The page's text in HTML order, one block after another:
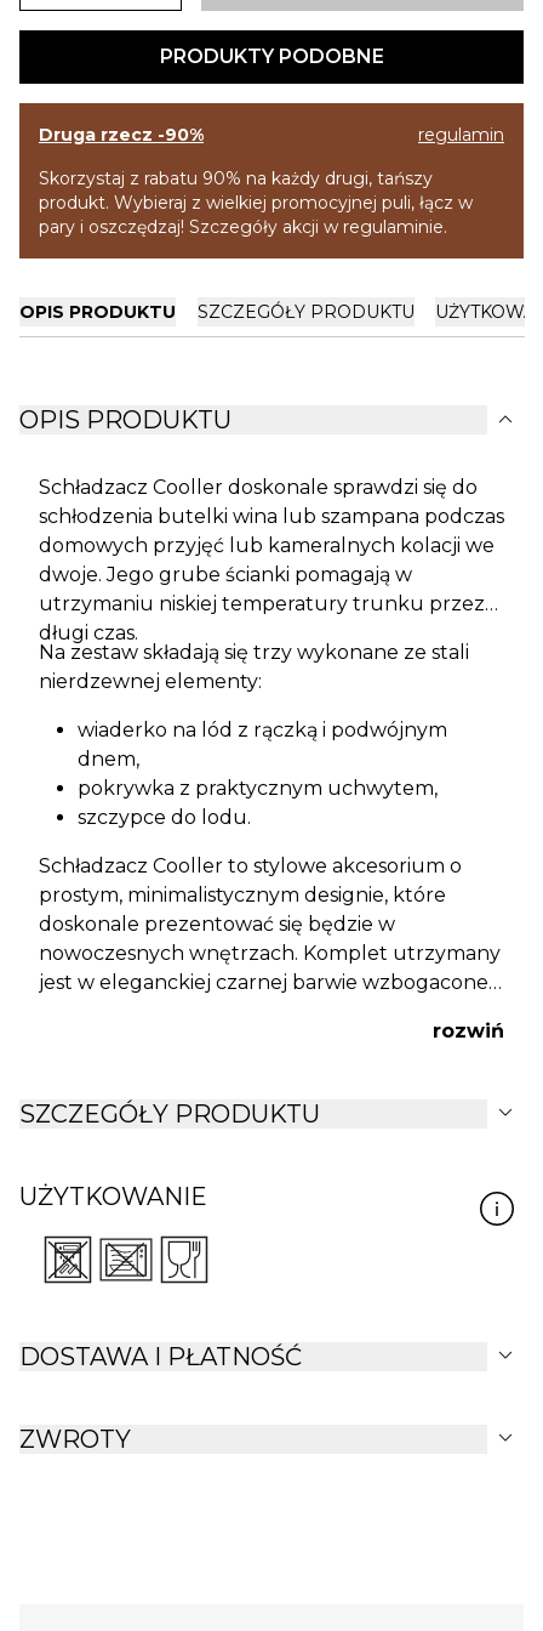
PRODUKTY PODOBNE
Druga rzecz -90%
regulamin
Skorzystaj z rabatu 90% na każdy drugi, tańszy
produkt. Wybieraj z wielkiej promocyjnej puli, łącz w
pary i oszczędzaj! Szczegóły akcji w regulaminie.
OPIS PRODUKTU SZCZEGÓŁY PRODUKTU
OPIS PRODUKTU expand_more
Schładzacz Cooller doskonale sprawdzi się do
schłodzenia butelki wina lub szampana podczas
domowych przyjęć lub kameralnych kolacji we
dwoje. Jego grube ścianki pomagają w
utrzymaniu niskiej temperatury trunku przez
długi czas.
Na zestaw składają się trzy wykonane ze stali
nierdzewnej elementy:
wiaderko na lód z rączką i podwójnym
dnem,
pokrywka z praktycznym uchwytem,
szczypce do lodu.
Schładzacz Cooller to stylowe akcesorium o
prostym, minimalistycznym designie, które
doskonale prezentować się będzie w
nowoczesnych wnętrzach. Komplet utrzymany
jest w eleganckiej czarnej barwie wzbogaconej
rozwiń
SZCZEGÓŁY PRODUKTU expand_more
UŻYTKOWANIE
DOSTAWA I PŁATNOŚĆ expand_more
ZWROTY expand_more